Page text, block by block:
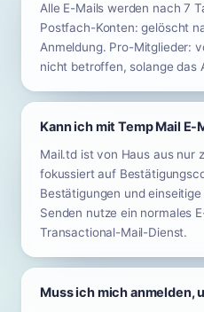
Alle E-Mails werden nach 7
Postfach-Konten: gelöscht
Anmeldung. Pro-Mitglieder:
nicht betroffen, solange das
Kann ich mit Temp Mail E-
Mail.td ist von Haus aus nur
fokussiert auf
Bestätigungen und
Senden nutze ein normales
Transactional-Mail-Dienst.
Muss ich mich anmelden,